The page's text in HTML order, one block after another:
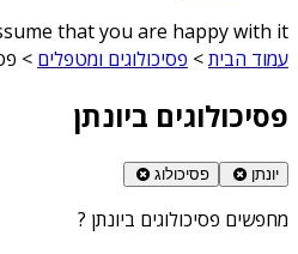
that you are happy with it
עמוד הבית> פסיכולוגים ומטפלים >
פסיכולוגים ביונתן
יונתן פסיכולוג
מחפשים פסיכולוגים ביונתן ?